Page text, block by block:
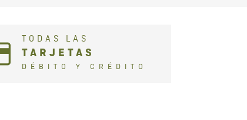
TODAS LAS
TARJETAS
DÉBITO Y CRÉDITO